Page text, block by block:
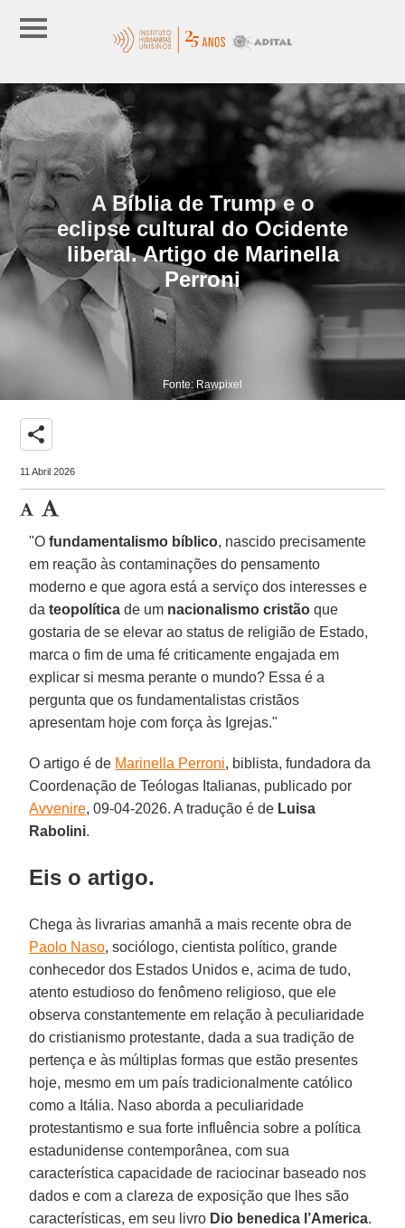
A Bíblia de Trump e o
eclipse cultural do Ocidente
liberal. Artigo de Marinella
Perroni
Fonte: Rawpixel
share
11 Abril 2026
"Ofundamentalismo bíblico, nascido precisamente
em reação às contaminações do pensamento
moderno e que agora está a serviço dos interesses e
da teopolítica de um nacionalismo cristão que
gostaria de se elevar ao status de religião de Estado,
marca o fim de uma fé criticamente engajada em
explicar si mesma perante o mundo? Essa é a
pergunta que os fundamentalistas cristãos
apresentam hoje com força às Igrejas."
O artigo é de Marinella Perroni, biblista, fundadora da
Coordenação de Teólogas Italianas, publicado por
Avvenire, 09-04-2026. A tradução é de Luisa
Rabolini.
Eis o artigo.
Chega às livrarias amanhã a mais recente obra de
Paolo Naso, sociólogo, cientista político, grande
conhecedor dos Estados Unidos e, acima de tudo,
atento estudioso do fenômeno religioso, que ele
observa constantemente em relação à peculiaridade
do cristianismo protestante, dada a sua tradição de
pertença e às múltiplas formas que estão presentes
hoje, mesmo em um país tradicionalmente católico
como a Itália. Naso aborda a peculiaridade
protestantismo e sua forte influência sobre a política
estadunidense contemporânea, com sua
característica capacidade de raciocinar baseado nos
dados e com a clareza de exposição que lhes são
características, em seu livro Dio benedica l’America.